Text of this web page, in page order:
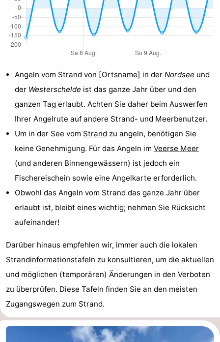
Bos
en
Zimmer
(mit
Lastminutes
Sehen
tun
Museen
Denkmäler
Leuchtturme
Spielplätze
-
Spielplätze
Bowling
Wellness-
Angeln vom Strand von [Ortsname] in der Nordsee und
der Westerschelde ist das ganze Jahr über und den
ganzen Tag erlaubt. Achten Sie daher beim Auswerfen
Ihrer Angelrute auf andere Strand- und Meerbenutzer.
Um in der See vom Strand zu angeln, benötigen Sie
keine Genehmigung. Für das Angeln im Veerse Meer
(und anderen Binnengewässern) ist jedoch ein
Fischereischein sowie eine Angelkarte erforderlich.
Obwohl das Angeln vom Strand das ganze Jahr über
erlaubt ist, bleibt eines wichtig; nehmen Sie Rücksicht
aufeinander!
Darüber hinaus empfehlen wir, immer auch die lokalen
Strandinformationstafeln zu konsultieren, um die aktuellen
und möglichen (temporären) Änderungen in den Verboten
zu überprüfen. Diese Tafeln finden Sie an den meisten
Zugangswegen zum Strand.